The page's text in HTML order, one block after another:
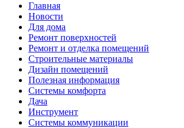
Главная
Новости
Для дома
Ремонт поверхностей
Ремонт и отделка помещений
Строительные материалы
Дизайн помещений
Полезная информация
Системы комфорта
Дача
Инструмент
Системы коммуникации